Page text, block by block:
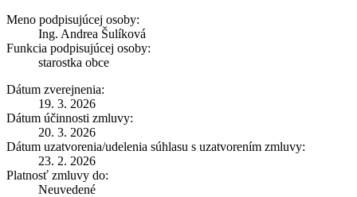
Meno podpisujúcej osoby:
Ing. Andrea Šulíková
Funkcia podpisujúcej osoby:
starostka obce
Dátum zverejnenia:
19. 3. 2026
Dátum účinnosti zmluvy:
20. 3. 2026
Dátum uzatvorenia/udelenia súhlasu s uzatvorením zmluvy:
23. 2. 2026
Platnosť zmluvy do:
Neuvedené